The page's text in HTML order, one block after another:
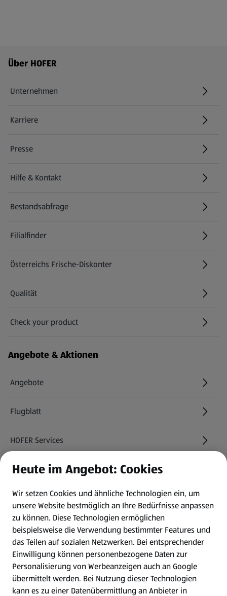
Fußzeilenmenü - weitere Links
Über HOFER
Unternehmen
Karriere
(öffnet in einem neuen Tab)
Presse
Hilfe & Kontakt
(öffnet in einem neuen Tab)
Bestandsabfrage
(öffnet in einem neuen Tab)
Filialfinder
Österreichs Frische-Diskonter
Qualität
Check your product
(öffnet in einem neuen Tab)
Angebote & Aktionen
Angebote
Flugblatt
HOFER Services
Newsletter
WhatsApp
Gewinnspiele
Mein HOFER. Meine Einkäufe.
Meine Meinung. Mein HOFER.
Heute im Angebot: Cookies
Wir setzen Cookies und ähnliche Technologien ein, um
unsere Website bestmöglich an Ihre Bedürfnisse anpassen
zu können. Diese Technologien ermöglichen
beispielsweise die Verwendung bestimmter Features und
das Teilen auf sozialen Netzwerken. Bei entsprechender
Einwilligung können personenbezogene Daten zur
Personalisierung von Werbeanzeigen auch an Google
übermittelt werden. Bei Nutzung dieser Technologien
kann es zu einer Datenübermittlung an Anbieter in